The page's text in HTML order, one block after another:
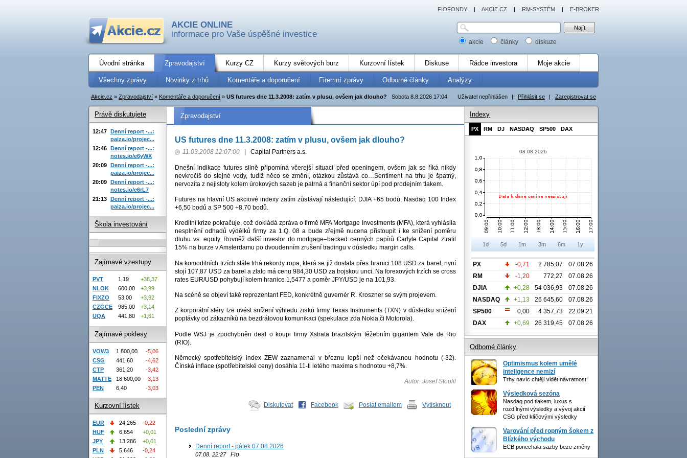
AKCIE ONLINE
informace pro Vaše úspěšné investice
akcie články diskuze
Úvodní stránka Zpravodajství Kurzy CZ Kurzy světových burz Kurzovní lístek Diskuse Rádce investora Moje akcie
Všechny zprávy Novinky z trhů Komentáře a doporučení Firemní zprávy Odborné články Analýzy
Uživatel nepřihlášen | Přihlásit se | Zaregistrovat se
Sobota 8.8.2026 17:04
Akcie.cz » Zpravodajství » Komentáře a doporučení » US futures dne 11.3.2008: zatím v plusu, ovšem jak dlouho?
Zpravodajství
US futures dne 11.3.2008: zatím v plusu, ovšem jak dlouho?
11.03.2008 12:07:00 Capital Partners a.s.
Dnešní indikace futures silně připomíná včerejší situaci před openingem, ovšem jak se říká nikdy
nevkročíš do stejné vody, tudíž něco se změní, otázkou zůstává co…Sentiment na trhu je špatný,
nervozita z nejistoty kolem úrokových sazeb je patrná a finanční sektor úpí pod prodejním tlakem.
Futures na hlavní US akciové indexy zatím zůstávají následující: DJIA +65 bodů, Nasdaq 100 Index
+6,50 bodů a SP 500 +8,70 bodů.
Kreditní krize pokračuje, což dokládá zpráva o firmě MFA Mortgage Investments (MFA), která vyhlásila
nesplnění odhadů výdělků firmy za 1.Q. 08 a bude zřejmě nucena přistoupit i ke snížení poměru
dluhu vs. equity. Rovněž další investor do mortgage–backed cenných papírů Carlyle Capital ztratil
15% na burze v Amsterdamu po dvoudenním zrušení tradingu v důsledku margin calls.
Na komoditních trzích stále trhá rekordy ropa, která se již dostala přes hranici 108 USD za barel, nyní
stojí 107,87 USD za barel a zlato má cenu 984,30 USD za trojskou unci. Na forexových trzích se cross
rates EUR/USD pohybují kolem hranice 1,5477 a poměr JPY/USD je na 101,93.
Na scéně se objeví také reprezentant FED, konkrétně guvernér R. Kroszner se svým projevem.
Z korporátní sféry lze uvést snížení výhledu zisků firmy Texas Instruments (TXN) v důsledku snížení
poptávky od zákazníků na bezdrátovou komunikaci (spekulace zda Nokia či Motorola).
Podle WSJ je zpochybněn deal o koupi firmy Xstrata brazilským těžebním gigantem Vale de Rio
(RIO).
Německý spotřebitelský index ZEW zaznamenal v březnu lepší než očekávanou hodnotu (-32).
Čínská inflace (spotřebitelské ceny) dosáhla 11-ti letého maxima s hodnotou +8,7%.
Autor: Josef Stoulil
Diskutovat Facebook Poslat emailem Vytisknout
Poslední zprávy
Denní report - pátek 07.08.2026
07.08. 22:27Fio
Právě diskutujete
12:47 Denní report -...:
paiza.io/projec...
12:46 Denní report -...:
notes.io/e6yWX
20:09 Denní report -...:
paiza.io/projec...
20:09 Denní report -...:
notes.io/e6rL7
21:13 Denní report -...:
paiza.io/projec...
Škola investování
Zajímavé vzestupy
PVT 1,19
+38,37
NLOK
600,00
+3,99
FIXZO
53,00
+3,92
CZGCE
985,00
+3,14
UQA
441,80 +1,61
Zajímavé poklesy
VOW3 1 800,00
-5,06
CSG
441,60
-4,62
CTP
361,20
-3,42
MATTE
18 600,00
-3,13
PEN
6,40 -3,03
Kurzovní lístek
EUR 24,265
-0,22
HUF
6,654
+0,01
JPY
13,286
+0,01
PLN
5,646
-0,24
Indexy
PX RM DJ NASDAQ SP500 DAX
08.08.2026
1d 5d 1m 3m 6m 1y
PX -0,71 2 785,07
07.08.26
RM
-1,20 772,27
07.08.26
DJIA
+0,28 54 036,93
07.08.26
NASDAQ
+1,13 26 645,60
07.08.26
SP500
0,00 4 357,73
22.09.21
DAX
+0,69 26 319,45 07.08.26
Odborné články
Optimismus kolem umělé
inteligence nemizí
Trhy navíc chtějí vidět návratnost
Výsledková sezóna
Nasdaq pod tlakem, luxus s
rozdílnými výsledky a vývoj akcií
CSG před klíčovými výsledky
Varování před ropným šokem z
Blízkého východu
ECB ponechala sazby beze změny
FIOFONDY | AKCIE.CZ | RM-SYSTÉM | E-BROKER